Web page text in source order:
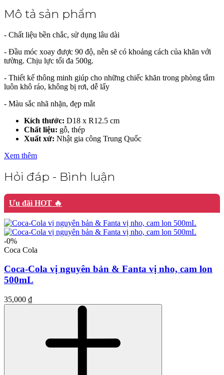
Mô tả sản phẩm
- Chất liệu bền chắc, sử dụng lâu dài
- Đầu móc xoay được 90 độ, nên sẽ có khoảng cách của khăn với
tường. Chịu lực tối đa 500g.
- Thiết kế thông minh giúp cho những chiếc khăn trong phòng tắm
luôn khô ráo, không bị rơi, dễ lấy
- Màu sắc nhã nhặn, đẹp mắt
Kích thước: D18 x R12.5 cm
Chất liệu: gỗ, thép
Xuất xứ: Nhật gia công Trung Quốc
Xem thêm
Hỏi đáp - Bình luận
Ưu đãi HOT 🔥
-0%
Coca Cola
Coca-Cola vị nguyên bản & Fanta vị nho, cam lon
500mL
35,000 ₫